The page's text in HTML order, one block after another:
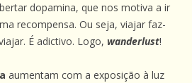
dopamina, que nos motiva a ir
recompensa. Ou seja, viajar faz-
É adictivo. Logo, wanderlust!
aumentam com a exposição à luz